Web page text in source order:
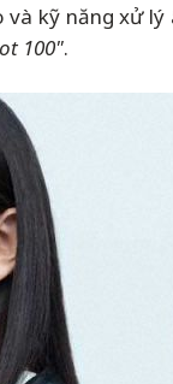
kỹ năng xử
100".